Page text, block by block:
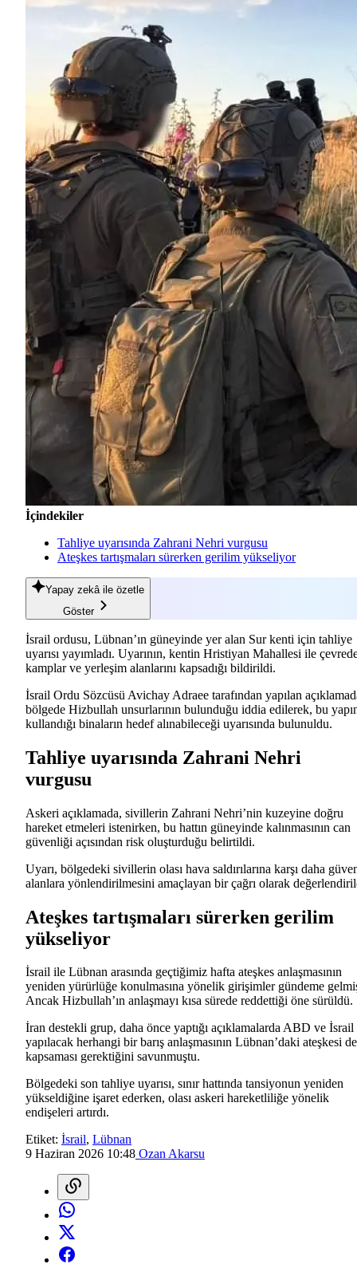
İçindekiler
Tahliye uyarısında Zahrani Nehri vurgusu
Ateşkes tartışmaları sürerken gerilim yükseliyor
Yapay zekâ ile özetle
Göster
İsrail ordusu, Lübnan’ın güneyinde yer alan Sur kenti için tahliye
uyarısı yayımladı. Uyarının, kentin Hristiyan Mahallesi ile
kamplar ve yerleşim alanlarını kapsadığı bildirildi.
İsrail Ordu Sözcüsü Avichay Adraee tarafından yapılan
bölgede Hizbullah unsurlarının bulunduğu iddia edilerek, bu
kullandığı binaların hedef alınabileceği uyarısında bulunuldu.
Tahliye uyarısında Zahrani Nehri
vurgusu
Askeri açıklamada, sivillerin Zahrani Nehri’nin kuzeyine doğru
hareket etmeleri istenirken, bu hattın güneyinde kalınmasının can
güvenliği açısından risk oluşturduğu belirtildi.
Uyarı, bölgedeki sivillerin olası hava saldırılarına karşı daha
alanlara yönlendirilmesini amaçlayan bir çağrı olarak
Ateşkes tartışmaları sürerken gerilim
yükseliyor
İsrail ile Lübnan arasında geçtiğimiz hafta ateşkes anlaşmasının
yeniden yürürlüğe konulmasına yönelik girişimler gündeme
Ancak Hizbullah’ın anlaşmayı kısa sürede reddettiği öne sürüldü.
İran destekli grup, daha önce yaptığı açıklamalarda ABD ve İsrail
yapılacak herhangi bir barış anlaşmasının Lübnan’daki ateşkesi de
kapsaması gerektiğini savunmuştu.
Bölgedeki son tahliye uyarısı, sınır hattında tansiyonun yeniden
yükseldiğine işaret ederken, olası askeri hareketliliğe yönelik
endişeleri artırdı.
Etiket: İsrail, Lübnan
9 Haziran 2026 10:48 Ozan Akarsu